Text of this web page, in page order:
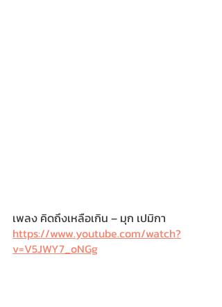
เพลง คิดถึงเหลือเกิน – มุก เปมิกา
https://www.youtube.com/watch?
v=V5JWY7_oNGg